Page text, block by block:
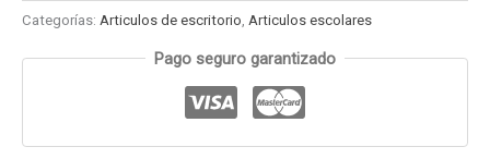
Categorías: Articulos de escritorio, Articulos escolares
Pago seguro garantizado